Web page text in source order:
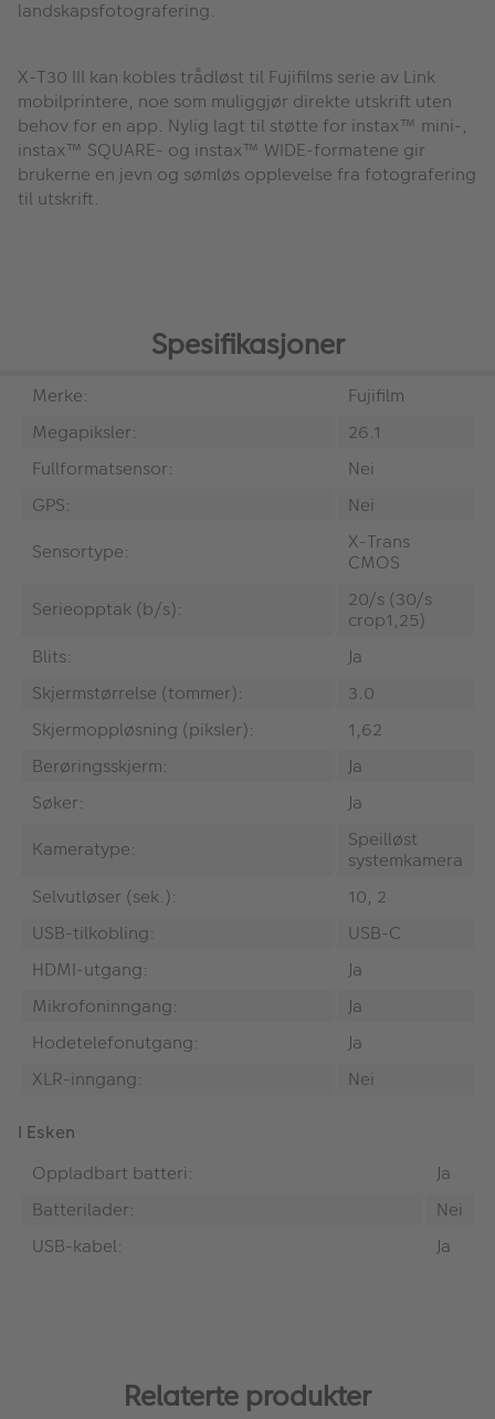
landskapsfotografering.
X-T30 III kan kobles trådløst til Fujifilms serie av Link
mobilprintere, noe som muliggjør direkte utskrift uten
behov for en app. Nylig lagt til støtte for instax™ mini-,
instax™ SQUARE- og instax™ WIDE-formatene gir
brukerne en jevn og sømløs opplevelse fra fotografering
til utskrift.
Spesifikasjoner
Merke:
Fujifilm
Megapiksler:
26.1
Fullformatsensor:
Nei
GPS:
Nei
Sensortype:
X-Trans
CMOS
Serieopptak (b/s):
20/s (30/s
crop1,25)
Blits:
Ja
Skjermstørrelse (tommer):
3.0
Skjermoppløsning (piksler):
1,62
Berøringsskjerm:
Ja
Søker:
Ja
Kameratype:
Speilløst
systemkamera
Selvutløser (sek.):
10, 2
USB-tilkobling:
USB-C
HDMI-utgang:
Ja
Mikrofoninngang:
Ja
Hodetelefonutgang:
Ja
XLR-inngang:
Nei
I Esken
Oppladbart batteri:
Ja
Batterilader:
Nei
USB-kabel:
Ja
Relaterte produkter